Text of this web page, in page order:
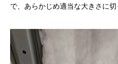
で、あらかじめ適当な大きさに切